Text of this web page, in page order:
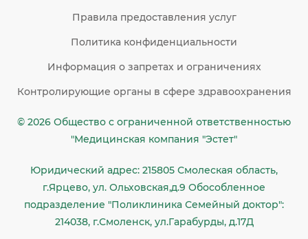
Правила предоставления услуг
Политика конфиденциальности
Информация о запретах и ограничениях
Контролирующие органы в сфере здравоохранения
© 2026 Общество c ограниченной ответственностью
"Медицинская компания "Эстет"
Юридический адрес: 215805 Смолеская область,
г.Ярцево, ул. Ольховская,д.9 Обособленное
подразделение "Поликлиника Семейный доктор":
214038, г.Смоленск, ул.Гарабурды, д.17Д